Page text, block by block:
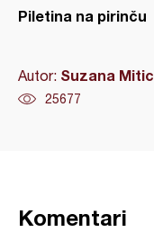
Piletina na pirinču
Autor: Suzana Mitic
25677
Komentari